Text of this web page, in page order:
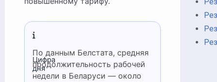
Цифра
дня
По данным Белстата, средняя
продолжительность рабочей
недели в Беларуси — около